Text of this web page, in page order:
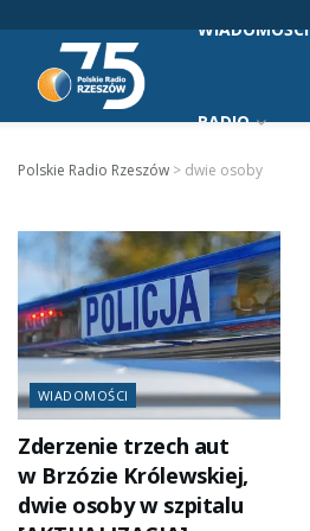
WIADOMOŚCI
RADIO
Polskie Radio Rzeszów > dwie osoby
WIADOMOŚCI
Zderzenie trzech aut
w Brzózie Królewskiej,
dwie osoby w szpitalu